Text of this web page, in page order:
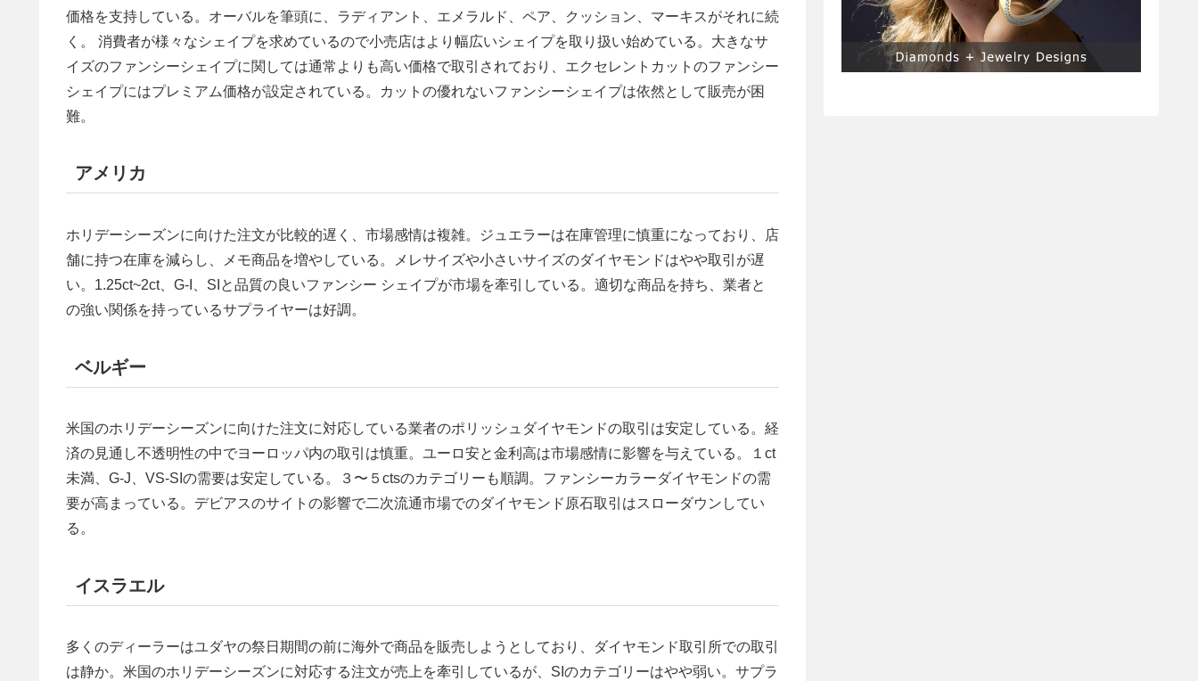
価格を支持している。オーバルを筆頭に、ラディアント、エメラルド、ペア、クッション、マーキスがそれに続
く。 消費者が様々なシェイプを求めているので小売店はより幅広いシェイプを取り扱い始めている。大きなサ
イズのファンシーシェイプに関しては通常よりも高い価格で取引されており、エクセレントカットのファンシー
シェイプにはプレミアム価格が設定されている。カットの優れないファンシーシェイプは依然として販売が困
難。
アメリカ
ホリデーシーズンに向けた注文が比較的遅く、市場感情は複雑。ジュエラーは在庫管理に慎重になっており、店
舗に持つ在庫を減らし、メモ商品を増やしている。メレサイズや小さいサイズのダイヤモンドはやや取引が遅
い。1.25ct~2ct、G-I、SIと品質の良いファンシー シェイプが市場を牽引している。適切な商品を持ち、業者と
の強い関係を持っているサプライヤーは好調。
ベルギー
米国のホリデーシーズンに向けた注文に対応している業者のポリッシュダイヤモンドの取引は安定している。経
済の見通し不透明性の中でヨーロッパ内の取引は慎重。ユーロ安と金利高は市場感情に影響を与えている。１ct
未満、G-J、VS-SIの需要は安定している。３〜５ctsのカテゴリーも順調。ファンシーカラーダイヤモンドの需
要が高まっている。デビアスのサイトの影響で二次流通市場でのダイヤモンド原石取引はスローダウンしてい
る。
イスラエル
多くのディーラーはユダヤの祭日期間の前に海外で商品を販売しようとしており、ダイヤモンド取引所での取引
は静か。米国のホリデーシーズンに対応する注文が売上を牽引しているが、SIのカテゴリーはやや弱い。サプラ